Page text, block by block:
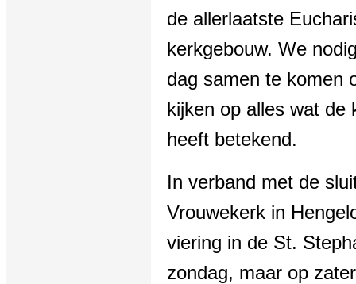
de allerlaatste
kerkgebouw. We
dag samen te komen
kijken op alles wat de
heeft betekend.
In verband met de
Vrouwekerk in
viering in de St.
zondag, maar op